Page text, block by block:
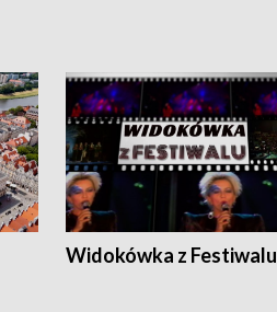
Widokówka z Festiwalu